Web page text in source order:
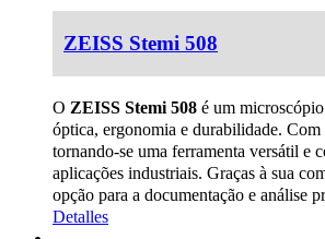
ZEISS Stemi 508
O ZEISS Stemi 508 é um
óptica, ergonomia e durabilidade.
tornando-se uma ferramenta versátil e
aplicações industriais. Graças à sua
opção para a documentação e análise
Detalles